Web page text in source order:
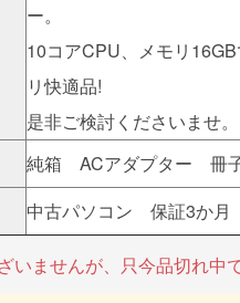
ー。
10コアCPU、メモリ
リ快適品!
是非ご検討くださいませ。
純箱 ACアダプター 冊
中古パソコン 保証3か月
いませんが、只今品切れ中で